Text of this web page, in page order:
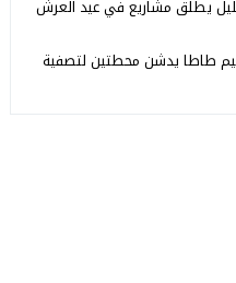
يطلق مشاريع في عيد العرش
طاطا يدشن محطتين لتصفية